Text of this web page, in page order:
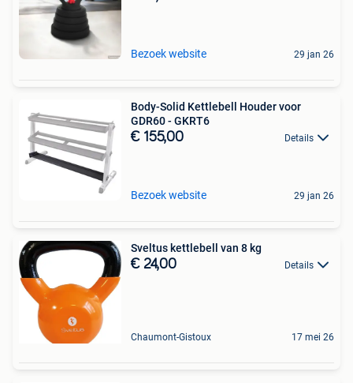
Bezoek website 29 jan 26
Body-Solid Kettlebell Houder voor
GDR60 - GKRT6
€ 155,00 Details
Bezoek website 29 jan 26
Sveltus kettlebell van 8 kg
€ 24,00 Details
Chaumont-Gistoux 17 mei 26